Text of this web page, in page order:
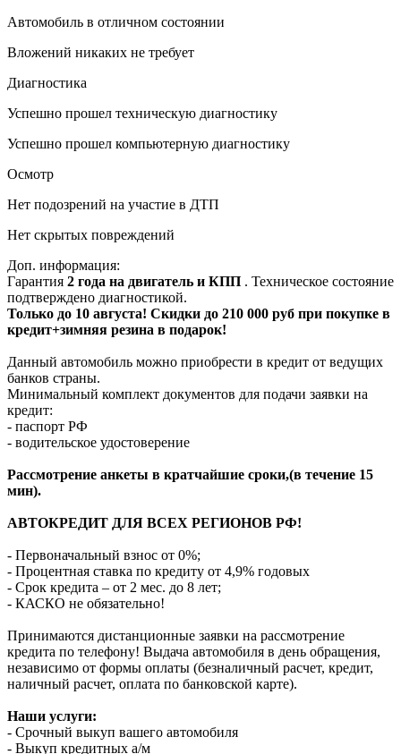
Автомобиль в отличном состоянии
Вложений никаких не требует
Диагностика
Успешно прошел техническую диагностику
Успешно прошел компьютерную диагностику
Осмотр
Нет подозрений на участие в ДТП
Нет скрытых повреждений
Доп. информация:
Гарантия 2 года на двигатель и КПП . Техническое состояние
подтверждено диагностикой.
Только до 10 августа! Скидки до 210 000 руб при покупке в
кредит+зимняя резина в подарок!
Данный автомобиль можно приобрести в кредит от ведущих
банков страны.
Минимальный комплект документов для подачи заявки на
кредит:
- паспорт РФ
- водительское удостоверение
Рассмотрение анкеты в кратчайшие сроки,(в течение 15
мин).
АВТОКРЕДИТ ДЛЯ ВСЕХ РЕГИОНОВ РФ!
- Первоначальный взнос от 0%;
- Процентная ставка по кредиту от 4,9% годовых
- Срок кредита – от 2 мес. до 8 лет;
- КАСКО не обязательно!
Принимаются дистанционные заявки на рассмотрение
кредита по телефону! Выдача автомобиля в день обращения,
независимо от формы оплаты (безналичный расчет, кредит,
наличный расчет, оплата по банковской карте).
Наши услуги:
- Срочный выкуп вашего автомобиля
- Выкуп кредитных а/м